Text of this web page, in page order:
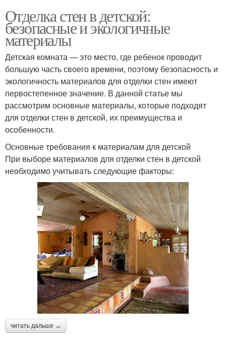
Отделка стен в детской:
безопасные и экологичные
материалы
Детская комната — это место, где ребенок проводит
большую часть своего времени, поэтому безопасность и
экологичность материалов для отделки стен имеют
первостепенное значение. В данной статье мы
рассмотрим основные материалы, которые подходят
для отделки стен в детской, их преимущества и
особенности.
Основные требования к материалам для детской
При выборе материалов для отделки стен в детской
необходимо учитывать следующие факторы:
читать дальше →